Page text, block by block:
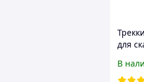
для
2019-
В